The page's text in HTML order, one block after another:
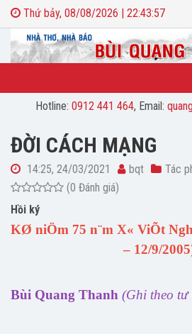
Thứ bảy, 08/08/2026 | 22:43:58
Hotline: 0912 441 464, Email:
ĐỜI CÁCH MẠNG
14:25, 24/03/2021 bqt
Tác
(0 Đánh giá)
Hồi ký
KØ niÖm 75 n¨m X« ViÕt
– 12/9/
Bùi Quang Thanh (Ghi theo